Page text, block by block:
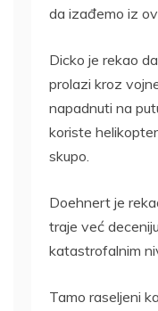
da izađemo iz
Dicko je rekao
prolazi kroz
napadnuti na
koriste
skupo.
Doehnert je
traje već
katastrofalnim
Tamo raseljeni